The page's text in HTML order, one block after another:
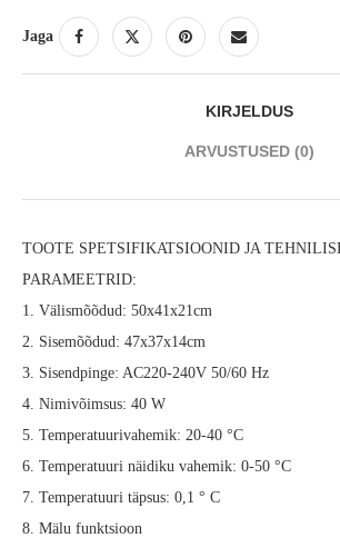
Jaga
KIRJELDUS
ARVUSTUSED (0)
TOOTE SPETSIFIKATSIOONID JA
PARAMEETRID:
1. Välismõõdud: 50x41x21cm
2. Sisemõõdud: 47x37x14cm
3. Sisendpinge: AC220-240V 50/60 Hz
4. Nimivõimsus: 40 W
5. Temperatuurivahemik: 20-40 °C
6. Temperatuuri näidiku vahemik: 0-50 °C
7. Temperatuuri täpsus: 0,1 ° C
8. Mälu funktsioon